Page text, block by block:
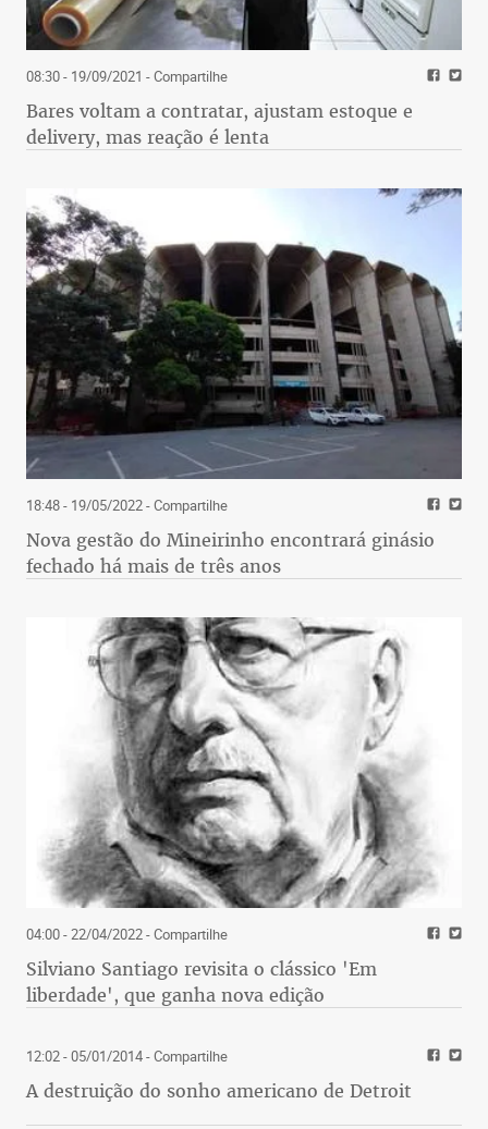
08:30 - 19/09/2021 - Compartilhe
Bares voltam a contratar, ajustam estoque e
delivery, mas reação é lenta
18:48 - 19/05/2022- Compartilhe
Nova gestão do Mineirinho encontrará ginásio
fechado há mais de três anos
04:00 - 22/04/2022- Compartilhe
Silviano Santiago revisita o clássico 'Em
liberdade', que ganha nova edição
12:02 - 05/01/2014- Compartilhe
A destruição do sonho americano de Detroit